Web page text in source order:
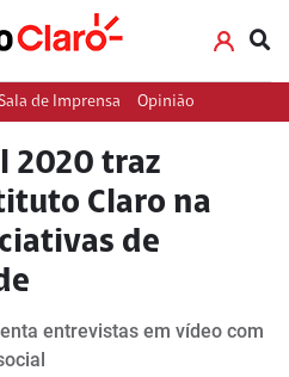
de Imprensa Opinião
2020 traz
Claro na
de
entrevistas em vídeo com